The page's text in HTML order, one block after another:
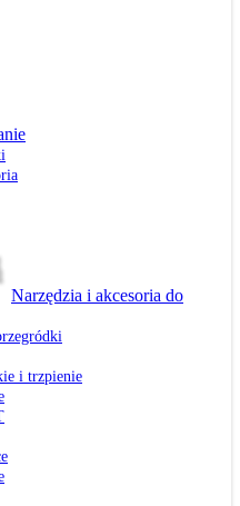
Narzędzia i akcesoria do
i trzpienie